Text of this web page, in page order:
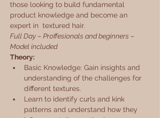
those looking to build fundamental
product knowledge and become an
expert in  textured hair.
Full Day – Proffesionals and beginners –
Model included
Theory:
Basic Knowledge: Gain insights and
understanding of the challenges for
different textures.
Learn to identify curls and kink
patterns and understand how they